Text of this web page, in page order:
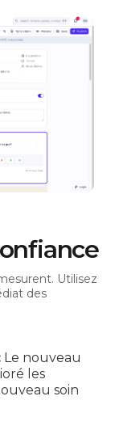
Utilisez
des
Le nouveau
les
soin